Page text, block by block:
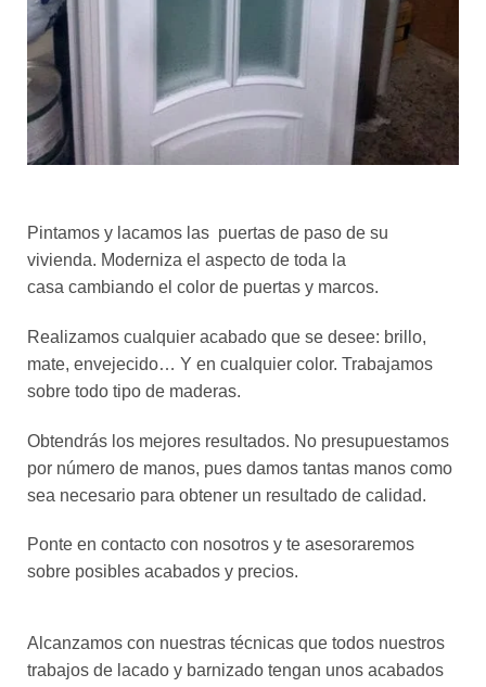
Pintamos y lacamos las puertas de paso de su
vivienda. Moderniza el aspecto de toda la
casa cambiando el color de puertas y marcos.
Realizamos cualquier acabado que se desee: brillo,
mate, envejecido… Y en cualquier color. Trabajamos
sobre todo tipo de maderas.
Obtendrás los mejores resultados. No presupuestamos
por número de manos, pues damos tantas manos como
sea necesario para obtener un resultado de calidad.
Ponte en contacto con nosotros y te asesoraremos
sobre posibles acabados y precios.
Alcanzamos con nuestras técnicas que todos nuestros
trabajos de lacado y barnizado tengan unos acabados